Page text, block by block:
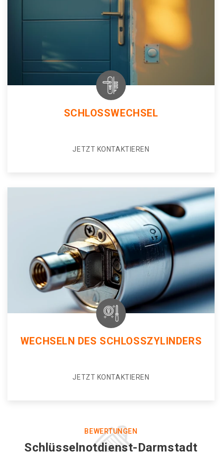
SCHLOSSWECHSEL
JETZT KONTAKTIEREN
WECHSELN DES SCHLOSSZYLINDERS
JETZT KONTAKTIEREN
BEWERTUNGEN
Schlüsselnotdienst-Darmstadt